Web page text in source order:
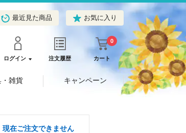
最近見た商品 お気に入り
ログイン 注文履歴 カート
0
雑貨 キャンペーン
現在ご注文できません